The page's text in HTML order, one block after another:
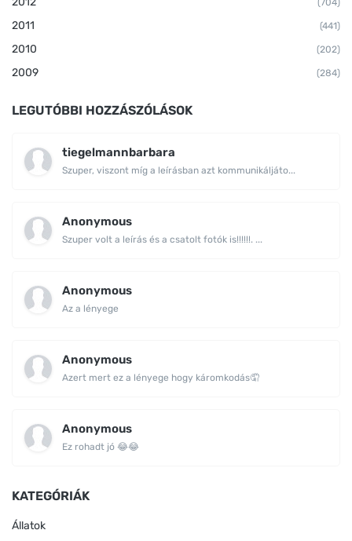
(704)
2011 (441)
2010 (202)
2009 (284)
LEGUTÓBBI HOZZÁSZÓLÁSOK
tiegelmannbarbara
Szuper, viszont míg a leírásban azt kommunikáljáto...
Anonymous
Szuper volt a leírás és a csatolt fotók is!!!!!!. ...
Anonymous
Az a lényege
Anonymous
Azert mert ez a lényege hogy káromkodás🤦
Anonymous
Ez rohadt jó 😂😂
KATEGÓRIÁK
Állatok